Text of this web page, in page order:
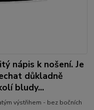
nápis k nošení. Je
důkladně
bludy...
výstřihem - bez bočních